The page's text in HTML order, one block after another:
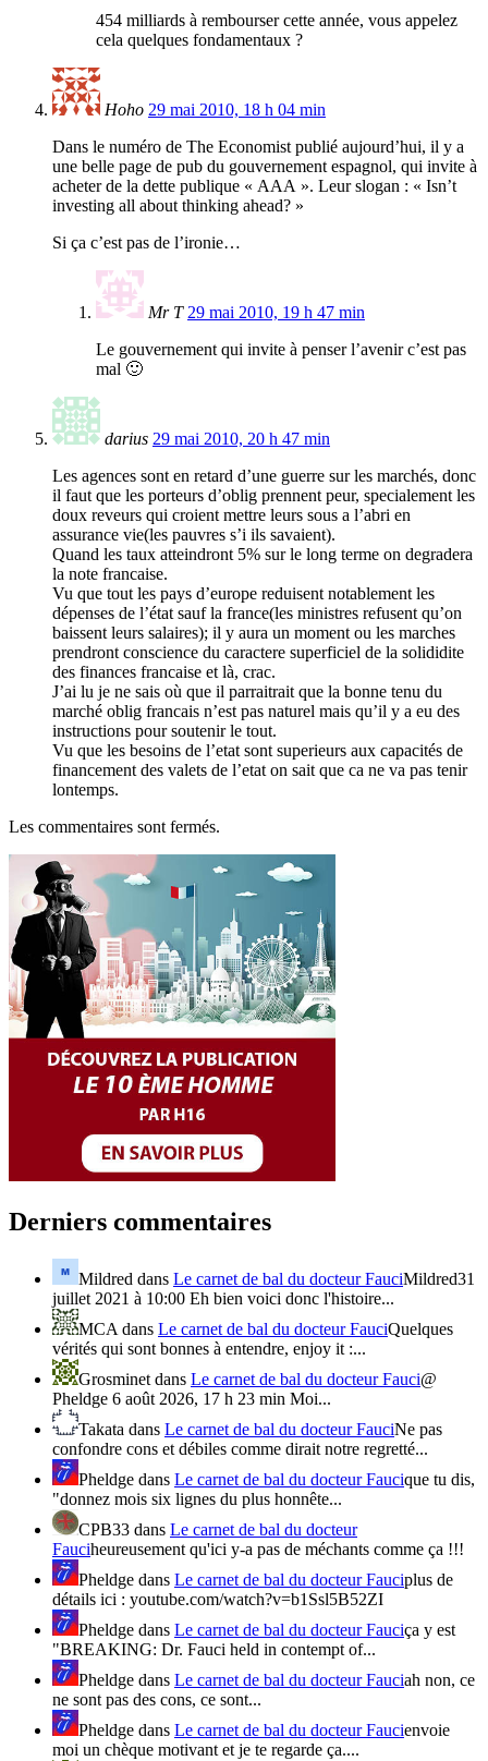
454 milliards à rembourser cette année, vous appelez
cela quelques fondamentaux ?
Hoho 29 mai 2010, 18 h 04 min
Dans le numéro de The Economist publié aujourd’hui, il y a
une belle page de pub du gouvernement espagnol, qui invite à
acheter de la dette publique « AAA ». Leur slogan : « Isn’t
investing all about thinking ahead? »
Si ça c’est pas de l’ironie…
Mr T 29 mai 2010, 19 h 47 min
Le gouvernement qui invite à penser l’avenir c’est pas
mal 🙂
darius 29 mai 2010, 20 h 47 min
Les agences sont en retard d’une guerre sur les marchés, donc
il faut que les porteurs d’oblig prennent peur, specialement les
doux reveurs qui croient mettre leurs sous a l’abri en
assurance vie(les pauvres s’i ils savaient).
Quand les taux atteindront 5% sur le long terme on degradera
la note francaise.
Vu que tout les pays d’europe reduisent notablement les
dépenses de l’état sauf la france(les ministres refusent qu’on
baissent leurs salaires); il y aura un moment ou les marches
prendront conscience du caractere superficiel de la solididite
des finances francaise et là, crac.
J’ai lu je ne sais où que il parraitrait que la bonne tenu du
marché oblig francais n’est pas naturel mais qu’il y a eu des
instructions pour soutenir le tout.
Vu que les besoins de l’etat sont superieurs aux capacités de
financement des valets de l’etat on sait que ca ne va pas tenir
lontemps.
Les commentaires sont fermés.
Derniers commentaires
Mildred dans Le carnet de bal du docteur FauciMildred31
juillet 2021 à 10:00 Eh bien voici donc l'histoire...
MCA dans Le carnet de bal du docteur FauciQuelques
vérités qui sont bonnes à entendre, enjoy it :...
Grosminet dans Le carnet de bal du docteur Fauci@
Pheldge 6 août 2026, 17 h 23 min Moi...
Takata dans Le carnet de bal du docteur FauciNe pas
confondre cons et débiles comme dirait notre regretté...
Pheldge dans Le carnet de bal du docteur Faucique tu dis,
"donnez mois six lignes du plus honnête...
CPB33 dans Le carnet de bal du docteur
Fauciheureusement qu'ici y-a pas de méchants comme ça !!!
Pheldge dans Le carnet de bal du docteur Fauciplus de
détails ici : youtube.com/watch?v=b1Ssl5B52ZI
Pheldge dans Le carnet de bal du docteur Fauciça y est
"BREAKING: Dr. Fauci held in contempt of...
Pheldge dans Le carnet de bal du docteur Fauciah non, ce
ne sont pas des cons, ce sont...
Pheldge dans Le carnet de bal du docteur Faucienvoie
moi un chèque motivant et je te regarde ça....